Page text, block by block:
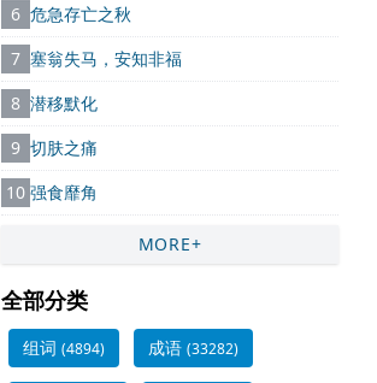
6 危急存亡之秋
7 塞翁失马，安知非福
8 潜移默化
9 切肤之痛
10 强食靡角
MORE+
全部分类
组词 (4894) 成语 (33282)